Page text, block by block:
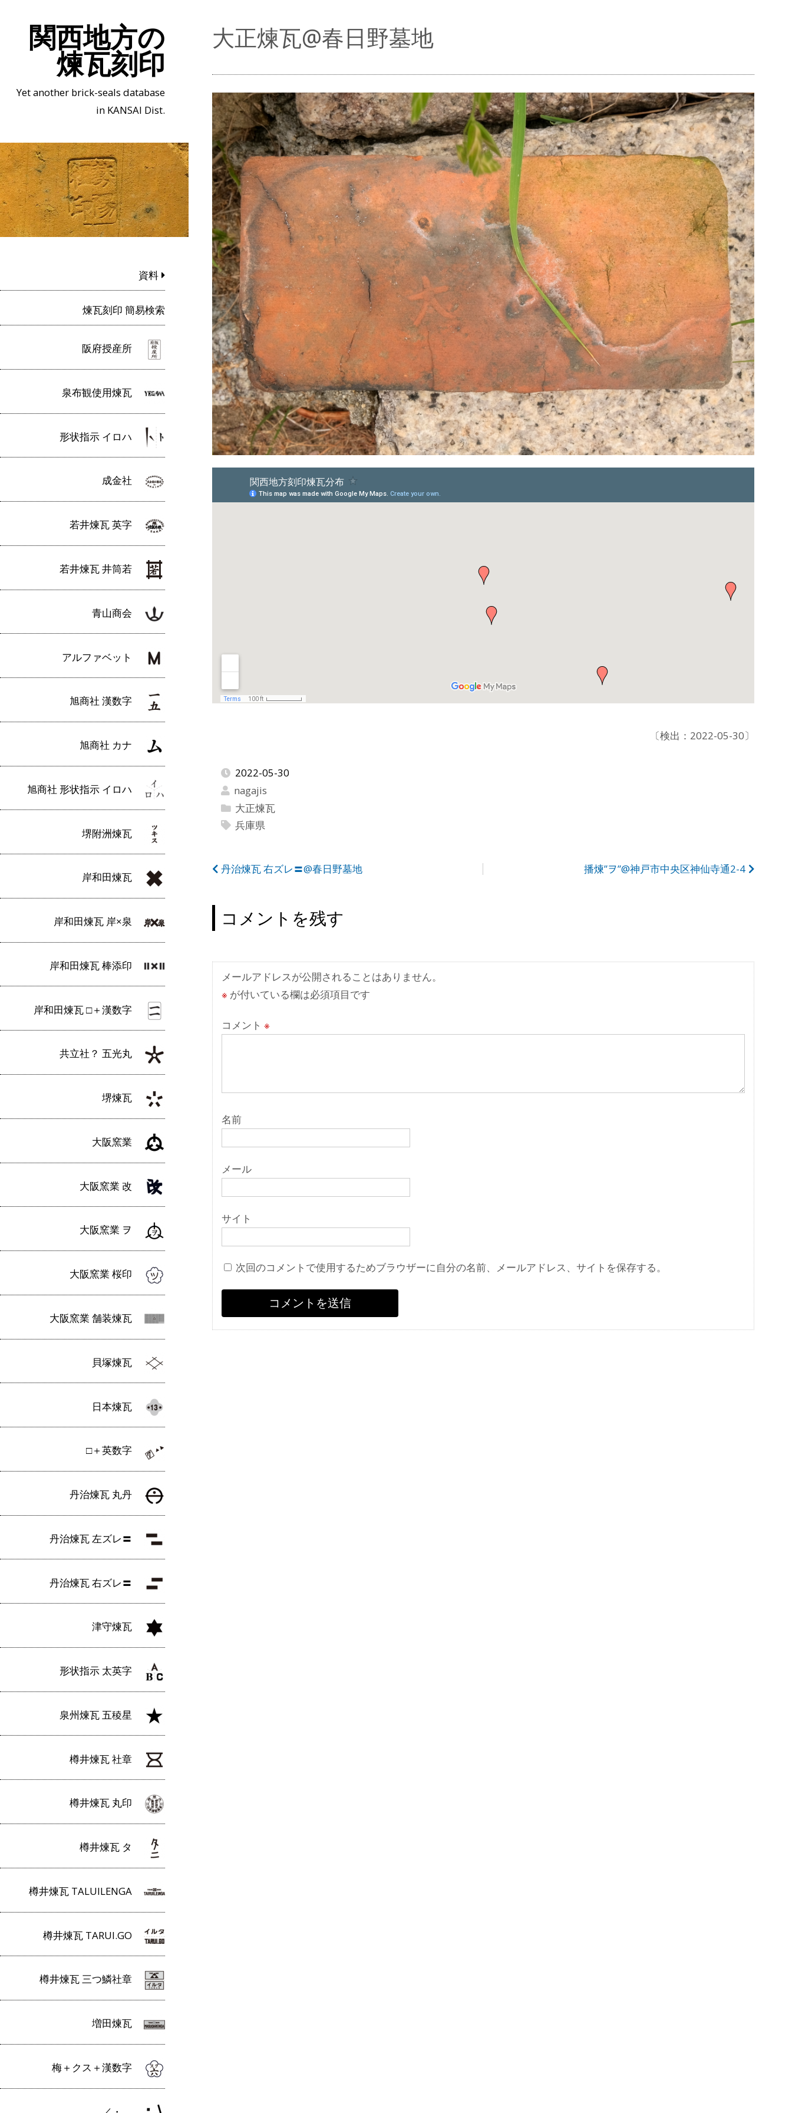
関西地方の
煉瓦刻印
Yet another brick-seals database
in KANSAI Dist.
資料
煉瓦刻印 簡易検索
阪府授産所
泉布観使用煉瓦
形状指示 イロハ
成金社
若井煉瓦 英字
若井煉瓦 井筒若
青山商会
アルファベット
旭商社 漢数字
旭商社 カナ
旭商社 形状指示 イロハ
堺附洲煉瓦
岸和田煉瓦
岸和田煉瓦 岸×泉
岸和田煉瓦 棒添印
岸和田煉瓦 □＋漢数字
共立社？ 五光丸
堺煉瓦
大阪窯業
大阪窯業 改
大阪窯業 ヲ
大阪窯業 桜印
大阪窯業 舗装煉瓦
貝塚煉瓦
日本煉瓦
□＋英数字
丹治煉瓦 丸丹
丹治煉瓦 左ズレ〓
丹治煉瓦 右ズレ〓
津守煉瓦
形状指示 太英字
泉州煉瓦 五稜星
樽井煉瓦 社章
樽井煉瓦 丸印
樽井煉瓦 タ
樽井煉瓦 TALUILENGA
樽井煉瓦 TARUI.GO
樽井煉瓦 三つ鱗社章
増田煉瓦
梅＋クス＋漢数字
大正煉瓦@春日野墓地
〔検出：2022-05-30〕
2022-05-30
nagajis
大正煉瓦
兵庫県
投
ナ
ビ
ゲ
ー
シ
ョ
ン
播煉”ヲ”@神戸市中央区神仙寺通2-4
丹治煉瓦 右ズレ〓@春日野墓地
コメントを残す
メールアドレスが公開されることはありません。
※ が付いている欄は必須項目です
コメント ※
名前
メール
サイト
次回のコメントで使用するためブラウザーに自分の名前、メールアドレス、サイトを保存する。